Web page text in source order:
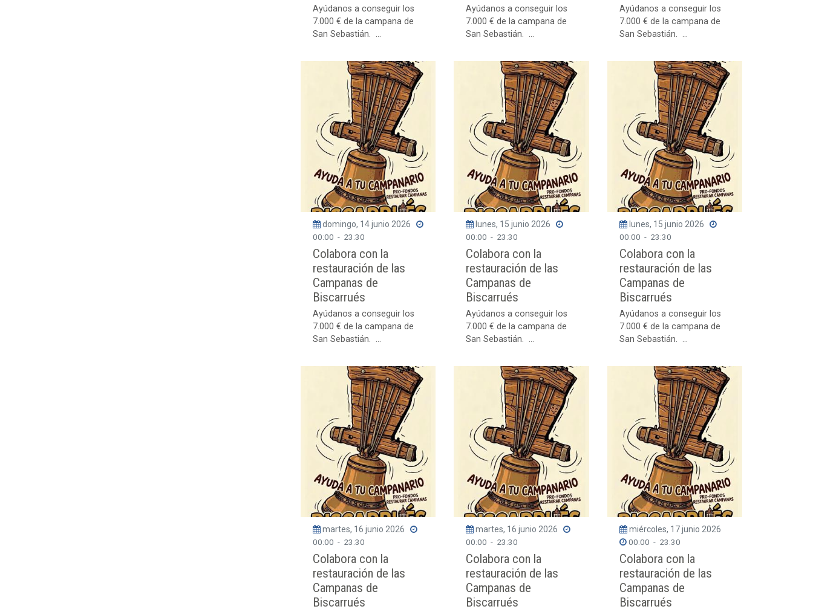
Ayúdanos a conseguir los
7.000 € de la campana de
San Sebastián. ...
Ayúdanos a conseguir los
7.000 € de la campana de
San Sebastián. ...
Ayúdanos a conseguir los
7.000 € de la campana de
San Sebastián. ...
domingo, 14 junio 2026
00:00 - 23:30
Colabora con la
restauración de las
Campanas de
Biscarrués
Ayúdanos a conseguir los
7.000 € de la campana de
San Sebastián. ...
lunes, 15 junio 2026
00:00 - 23:30
Colabora con la
restauración de las
Campanas de
Biscarrués
Ayúdanos a conseguir los
7.000 € de la campana de
San Sebastián. ...
lunes, 15 junio 2026
00:00 - 23:30
Colabora con la
restauración de las
Campanas de
Biscarrués
Ayúdanos a conseguir los
7.000 € de la campana de
San Sebastián. ...
martes, 16 junio 2026
00:00 - 23:30
Colabora con la
restauración de las
Campanas de
Biscarrués
martes, 16 junio 2026
00:00 - 23:30
Colabora con la
restauración de las
Campanas de
Biscarrués
miércoles, 17 junio 2026
00:00 - 23:30
Colabora con la
restauración de las
Campanas de
Biscarrués